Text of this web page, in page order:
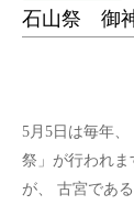
石山祭 御
5月5日は毎年
祭」が行われま
が、 古宮であ